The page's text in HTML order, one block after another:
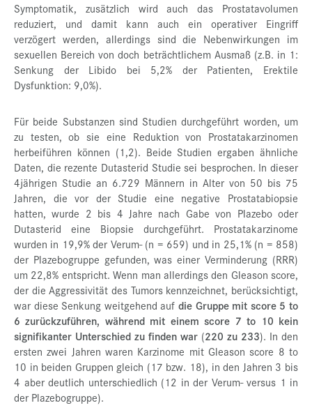
Symptomatik, zusätzlich wird auch das Prostatavolumen
reduziert, und damit kann auch ein operativer Eingriff
verzögert werden, allerdings sind die Nebenwirkungen im
sexuellen Bereich von doch beträchtlichem Ausmaß (z.B. in 1:
Senkung der Libido bei 5,2% der Patienten, Erektile
Dysfunktion: 9,0%).
Für beide Substanzen sind Studien durchgeführt worden, um
zu testen, ob sie eine Reduktion von Prostatakarzinomen
herbeiführen können (1,2). Beide Studien ergaben ähnliche
Daten, die rezente Dutasterid Studie sei besprochen. In dieser
4jährigen Studie an 6.729 Männern in Alter von 50 bis 75
Jahren, die vor der Studie eine negative Prostatabiopsie
hatten, wurde 2 bis 4 Jahre nach Gabe von Plazebo oder
Dutasterid eine Biopsie durchgeführt. Prostatakarzinome
wurden in 19,9% der Verum- (n = 659) und in 25,1% (n = 858)
der Plazebogruppe gefunden, was einer Verminderung (RRR)
um 22,8% entspricht. Wenn man allerdings den Gleason score,
der die Aggressivität des Tumors kennzeichnet, berücksichtigt,
war diese Senkung weitgehend auf die Gruppe mit score 5 to
6 zurückzuführen, während mit einem score 7 to 10 kein
signifikanter Unterschied zu finden war (220 zu 233). In den
ersten zwei Jahren waren Karzinome mit Gleason score 8 to
10 in beiden Gruppen gleich (17 bzw. 18), in den Jahren 3 bis
4 aber deutlich unterschiedlich (12 in der Verum- versus 1 in
der Plazebogruppe).